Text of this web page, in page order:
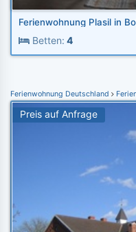
Ferienwohnung Plasil in
Betten: 4
Ferienwohnung Deutschland
Preis auf Anfrage